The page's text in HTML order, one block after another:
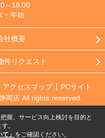
～18:00
・年始
社概要
件リクエスト
アクセスマップ
PCサイト
店 All rights reserved.
握、サービス向上検討を目的と
。
」 をご確認ください。